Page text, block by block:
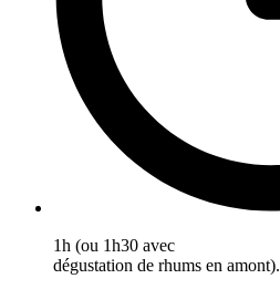
1h (ou 1h30 avec
dégustation de rhums en amont).